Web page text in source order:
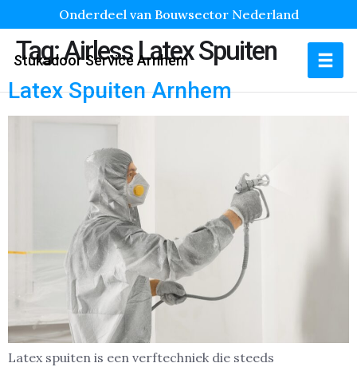
Onderdeel van Bouwsector Nederland
Stukadoor Service Arnhem
Tag:Airless Latex Spuiten
Latex Spuiten Arnhem
Latex spuiten is een verftechniek die steeds